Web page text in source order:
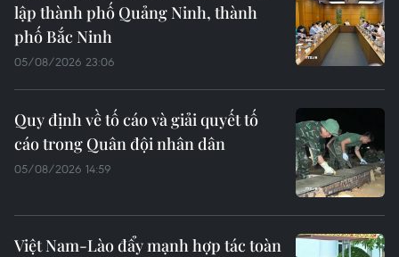
lập thành phố Quảng Ninh, thành
phố Bắc Ninh
05/08/2026 23:06
Quy định về tố cáo và giải quyết tố
cáo trong Quân đội nhân dân
05/08/2026 14:59
Việt Nam-Lào đẩy mạnh hợp tác toàn